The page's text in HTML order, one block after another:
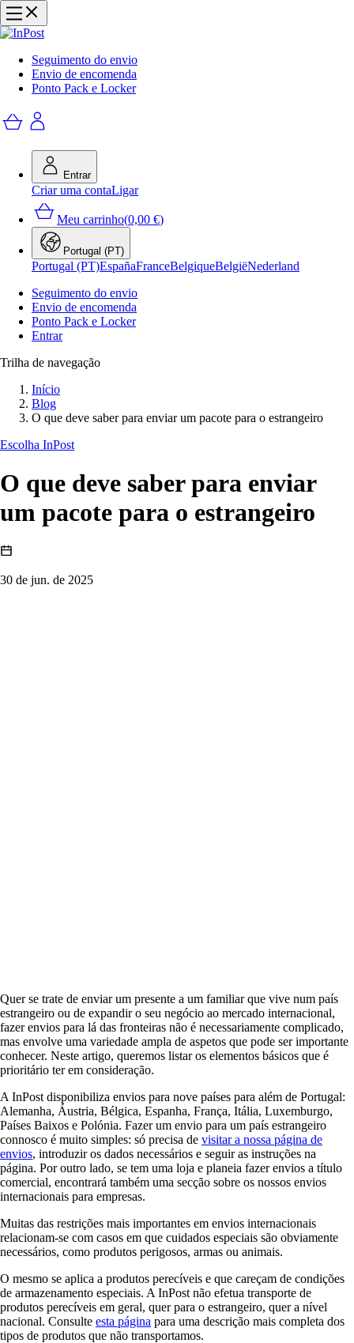
Seguimento do envio
Envio de encomenda
Ponto Pack e Locker
Entrar
Criar uma contaLigar
Meu carrinho(0,00 €)
Portugal (PT)
Portugal (PT)EspañaFranceBelgiqueBelgiëNederland
Seguimento do envio
Envio de encomenda
Ponto Pack e Locker
Entrar
Trilha de navegação
Início
Blog
O que deve saber para enviar um pacote para o estrangeiro
Escolha InPost
O que deve saber para enviar
um pacote para o estrangeiro
30 de jun. de 2025
Quer se trate de enviar um presente a um familiar que vive num país
estrangeiro ou de expandir o seu negócio ao mercado internacional,
fazer envios para lá das fronteiras não é necessariamente complicado,
mas envolve uma variedade ampla de aspetos que pode ser importante
conhecer. Neste artigo, queremos listar os elementos básicos que é
prioritário ter em consideração.
A InPost disponibiliza envios para nove países para além de Portugal:
Alemanha, Áustria, Bélgica, Espanha, França, Itália, Luxemburgo,
Países Baixos e Polónia. Fazer um envio para um país estrangeiro
connosco é muito simples: só precisa de visitar a nossa página de
envios, introduzir os dados necessários e seguir as instruções na
página. Por outro lado, se tem uma loja e planeia fazer envios a título
comercial, encontrará também uma secção sobre os nossos envios
internacionais para empresas.
Muitas das restrições mais importantes em envios internacionais
relacionam-se com casos em que cuidados especiais são obviamente
necessários, como produtos perigosos, armas ou animais.
O mesmo se aplica a produtos perecíveis e que careçam de condições
de armazenamento especiais. A InPost não efetua transporte de
produtos perecíveis em geral, quer para o estrangeiro, quer a nível
nacional. Consulte esta página para uma descrição mais completa dos
tipos de produtos que não transportamos.